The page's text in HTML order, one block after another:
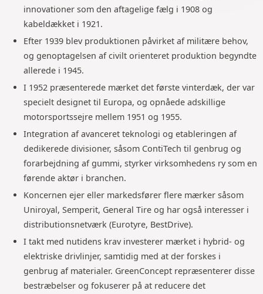
innovationer som den aftagelige fælg i 1908 og
kabeldækket i 1921.
Efter 1939 blev produktionen påvirket af militære behov,
og genoptagelsen af civilt orienteret produktion begyndte
allerede i 1945.
I 1952 præsenterede mærket det første vinterdæk, der var
specielt designet til Europa, og opnåede adskillige
motorsportssejre mellem 1951 og 1955.
Integration af avanceret teknologi og etableringen af
dedikerede divisioner, såsom ContiTech til genbrug og
forarbejdning af gummi, styrker virksomhedens ry som en
førende aktør i branchen.
Koncernen ejer eller markedsfører flere mærker såsom
Uniroyal, Semperit, General Tire og har også interesser i
distributionsnetværk (Eurotyre, BestDrive).
I takt med nutidens krav investerer mærket i hybrid- og
elektriske drivlinjer, samtidig med at der forskes i
genbrug af materialer. GreenConcept repræsenterer disse
bestræbelser og fokuserer på at reducere det